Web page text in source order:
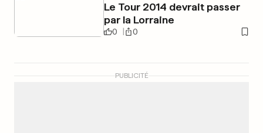
Le Tour 2014 devrait passer
par la Lorraine
0 0
PUBLICITÉ